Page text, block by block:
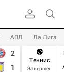
АПЛ Ла Лига
2
1
Теннис
Завершен